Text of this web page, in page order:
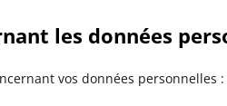
les données
vos données personnelles :